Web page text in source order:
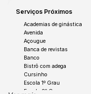
Serviços Próximos
Academias de ginástica
Avenida
Açougue
Banca de revistas
Banco
Bistrô com adega
Cursinho
Escola 1º Grau
Escola 2º Grau